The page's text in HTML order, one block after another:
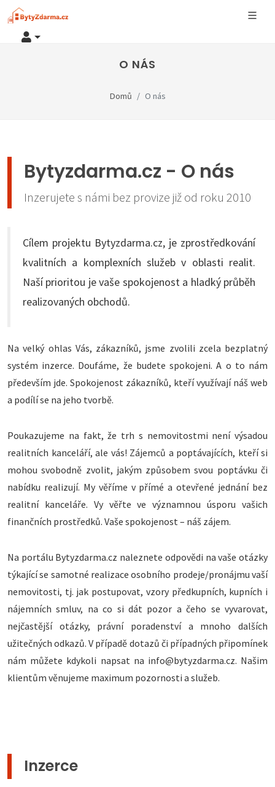
O NÁS
Domů O nás
Bytyzdarma.cz - O nás
Inzerujete s námi bez provize již od roku 2010
Cílem projektu Bytyzdarma.cz, je zprostředkování
kvalitních a komplexních služeb v oblasti realit.
Naší prioritou je vaše spokojenost a hladký průběh
realizovaných obchodů.
Na velký ohlas Vás, zákazníků, jsme zvolili zcela bezplatný
systém inzerce. Doufáme, že budete spokojeni. A o to nám
především jde. Spokojenost zákazníků, kteří využívají náš web
a podílí se na jeho tvorbě.
Poukazujeme na fakt, že trh s nemovitostmi není výsadou
realitních kanceláří, ale vás! Zájemců a poptávajících, kteří si
mohou svobodně zvolit, jakým způsobem svou poptávku či
nabídku realizují. My věříme v přímé a otevřené jednání bez
realitní kanceláře. Vy věřte ve významnou úsporu vašich
finančních prostředků. Vaše spokojenost – náš zájem.
Na portálu Bytyzdarma.cz naleznete odpovědi na vaše otázky
týkající se samotné realizace osobního prodeje/pronájmu vaší
nemovitosti, tj. jak postupovat, vzory předkupních, kupních i
nájemních smluv, na co si dát pozor a čeho se vyvarovat,
nejčastější otázky, právní poradenství a mnoho dalších
užitečných odkazů. V případě dotazů či případných připomínek
nám můžete kdykoli napsat na info@bytyzdarma.cz. Našim
klientům věnujeme maximum pozornosti a služeb.
Inzerce